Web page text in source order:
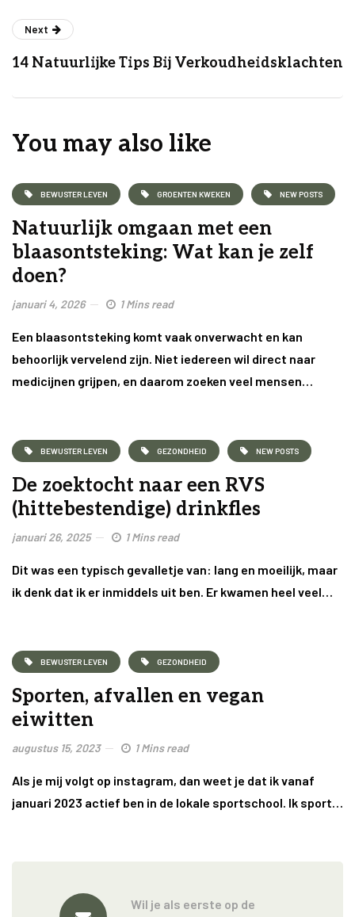
Next
14 Natuurlijke Tips Bij Verkoudheidsklachten
You may also like
BEWUSTER LEVEN GROENTEN KWEKEN NEW POSTS
Natuurlijk omgaan met een
blaasontsteking: Wat kan je zelf
doen?
januari 4, 2026 1 Mins read
Een blaasontsteking komt vaak onverwacht en kan
behoorlijk vervelend zijn. Niet iedereen wil direct naar
medicijnen grijpen, en daarom zoeken veel mensen…
BEWUSTER LEVEN GEZONDHEID NEW POSTS
De zoektocht naar een RVS
(hittebestendige) drinkfles
januari 26, 2025 1 Mins read
Dit was een typisch gevalletje van: lang en moeilijk, maar
ik denk dat ik er inmiddels uit ben. Er kwamen heel veel…
BEWUSTER LEVEN GEZONDHEID
Sporten, afvallen en vegan
eiwitten
augustus 15, 2023 1 Mins read
Als je mij volgt op instagram, dan weet je dat ik vanaf
januari 2023 actief ben in de lokale sportschool. Ik sport…
Wil je als eerste op de